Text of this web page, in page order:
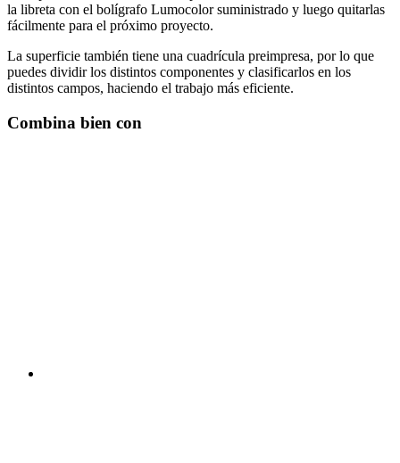
la libreta con el bolígrafo Lumocolor suministrado y luego quitarlas
fácilmente para el próximo proyecto.
La superficie también tiene una cuadrícula preimpresa, por lo que
puedes dividir los distintos componentes y clasificarlos en los
distintos campos, haciendo el trabajo más eficiente.
Combina bien con